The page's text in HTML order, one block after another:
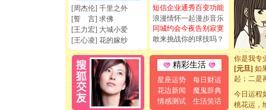
[周杰伦] 千里之外
[誓 言] 求佛
[王力宏] 大城小爱
[王心凌] 花的嫁纱
短信企业通秀百变功能
浪漫情怀一起漫步音乐
同城约会今夜告别寂寞
敢来挑战你的球技吗？
精彩生活
星座运势
每日财运
花边新闻
魔鬼辞典
情感测试
生活笑话
天都要快
[圣诞节]
如意,快
[元旦]看
断电。爱
你是我专
[元旦] 如
起；二是
[元旦]当
泣，这痛
今日运程
桃花运，